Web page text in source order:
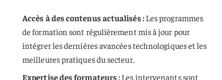
Accès à des contenus actualisés :Les programmes
de formation sont régulièrement mis à jour pour
intégrer les dernières avancées technologiques et les
meilleures pratiques du secteur.
Expertise des formateurs :Les intervenants sont